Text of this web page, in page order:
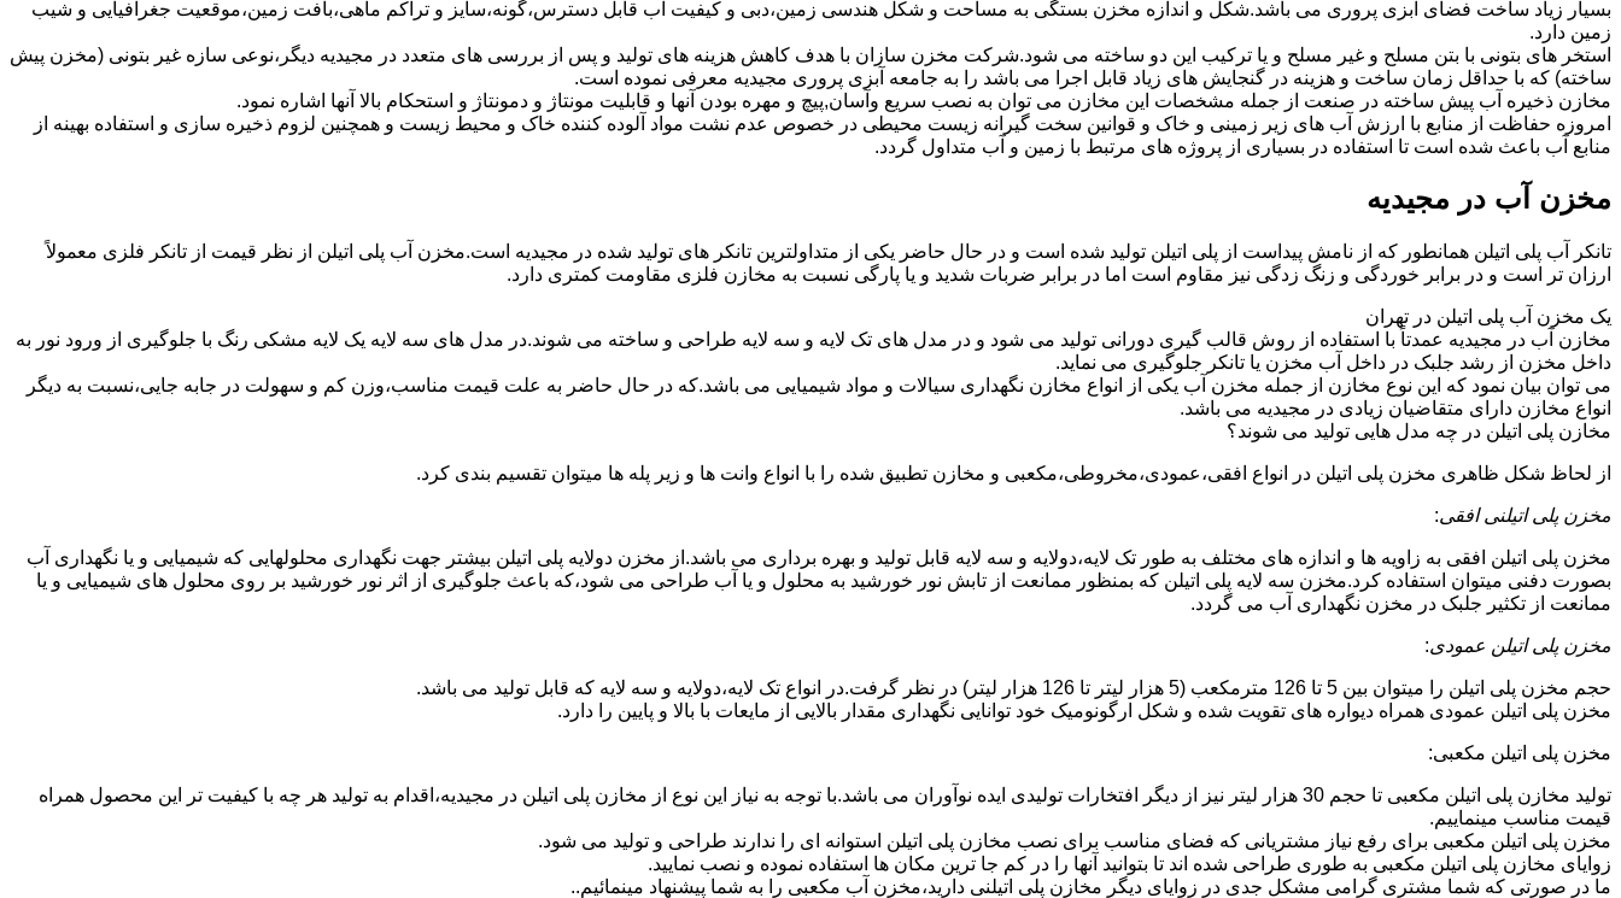
بسیار زیاد ساخت فضای آبزی پروری می باشد.شکل و اندازه مخزن بستگی به مساحت و شکل هندسی زمین،دبی و کیفیت آب قابل دسترس،گونه،سایز و تراکم ماهی،بافت زمین،موقعیت جغرافیایی و شیب
زمین دارد.
استخر های بتونی با بتن مسلح و غیر مسلح و یا ترکیب این دو ساخته می شود.شرکت مخزن سازان با هدف کاهش هزینه های تولید و پس از بررسی های متعدد در مجیدیه دیگر،نوعی سازه غیر بتونی (مخزن پیش
ساخته) که با حداقل زمان ساخت و هزینه در گنجایش های زیاد قابل اجرا می باشد را به جامعه آبزی پروری مجیدیه معرفی نموده است.
مخازن ذخیره آب پیش ساخته در صنعت از جمله مشخصات این مخازن می توان به نصب سریع وآسان,پیچ و مهره بودن آنها و قابلیت مونتاژ و دمونتاژ و استحکام بالا آنها اشاره نمود.
امروزه حفاظت از منابع با ارزش آب های زیر زمینی و خاک و قوانین سخت گیرانه زیست محیطی در خصوص عدم نشت مواد آلوده کننده خاک و محیط زیست و همچنین لزوم ذخیره سازی و استفاده بهینه از
منابع آب باعث شده است تا استفاده در بسیاری از پروژه های مرتبط با زمین و آب متداول گردد.
مخزن آب در مجیدیه
تانکر آب پلی اتیلن همانطور که از نامش پیداست از پلی اتیلن تولید شده است و در حال حاضر یکی از متداولترین تانکر های تولید شده در مجیدیه است.مخزن آب پلی اتیلن از نظر قیمت از تانکر فلزی معمولاً
ارزان تر است و در برابر خوردگی و زنگ زدگی نیز مقاوم است اما در برابر ضربات شدید و یا پارگی نسبت به مخازن فلزی مقاومت کمتری دارد.
یک مخزن آب پلی اتیلن در تهران
مخازن آب در مجیدیه عمدتاً با استفاده از روش قالب گیری دورانی تولید می شود و در مدل های تک لایه و سه لایه طراحی و ساخته می شوند.در مدل های سه لایه یک لایه مشکی رنگ با جلوگیری از ورود نور به
داخل مخزن از رشد جلبک در داخل آب مخزن یا تانکر جلوگیری می نماید.
می توان بیان نمود که این نوع مخازن از جمله مخزن آب یکی از انواع مخازن نگهداری سیالات و مواد شیمیایی می باشد.که در حال حاضر به علت قیمت مناسب،وزن کم و سهولت در جابه جایی،نسبت به دیگر
انواع مخازن دارای متقاضیان زیادی در مجیدیه می باشد.
مخازن پلی اتیلن در چه مدل هایی تولید می شوند؟
از لحاظ شکل ظاهری مخزن پلی اتیلن در انواع افقی،عمودی،مخروطی،مکعبی و مخازن تطبیق شده را با انواع وانت ها و زیر پله ها میتوان تقسیم بندی کرد.
مخزن پلی اتیلنی افقی:
مخزن پلی اتیلن افقی به زاویه ها و اندازه های مختلف به طور تک لایه،دولایه و سه لایه قابل تولید و بهره برداری می باشد.از مخزن دولایه پلی اتیلن بیشتر جهت نگهداری محلولهایی که شیمیایی و یا نگهداری آب
بصورت دفنی میتوان استفاده کرد.مخزن سه لایه پلی اتیلن که بمنظور ممانعت از تابش نور خورشید به محلول و یا آب طراحی می شود،که باعث جلوگیری از اثر نور خورشید بر روی محلول های شیمیایی و یا
ممانعت از تکثیر جلبک در مخزن نگهداری آب می گردد.
مخزن پلی اتیلن عمودی:
حجم مخزن پلی اتیلن را میتوان بین 5 تا 126 مترمکعب (5 هزار لیتر تا 126 هزار لیتر) در نظر گرفت.در انواع تک لایه،دولایه و سه لایه که قابل تولید می باشد.
مخزن پلی اتیلن عمودی همراه دیواره های تقویت شده و شکل ارگونومیک خود توانایی نگهداری مقدار بالایی از مایعات با بالا و پایین را دارد.
مخزن پلی اتیلن مکعبی:
تولید مخازن پلی اتیلن مکعبی تا حجم 30 هزار لیتر نیز از دیگر افتخارات تولیدی ایده نوآوران می باشد.با توجه به نیاز این نوع از مخازن پلی اتیلن در مجیدیه،اقدام به تولید هر چه با کیفیت تر این محصول همراه
قیمت مناسب مینماییم.
مخزن پلی اتیلن مکعبی برای رفع نیاز مشتریانی که فضای مناسب برای نصب مخازن پلی اتیلن استوانه ای را ندارند طراحی و تولید می شود.
زوایای مخازن پلی اتیلن مکعبی به طوری طراحی شده اند تا بتوانید آنها را در کم جا ترین مکان ها استفاده نموده و نصب نمایید.
ما در صورتی که شما مشتری گرامی مشکل جدی در زوایای دیگر مخازن پلی اتیلنی دارید،مخزن آب مکعبی را به شما پیشنهاد مینمائیم..